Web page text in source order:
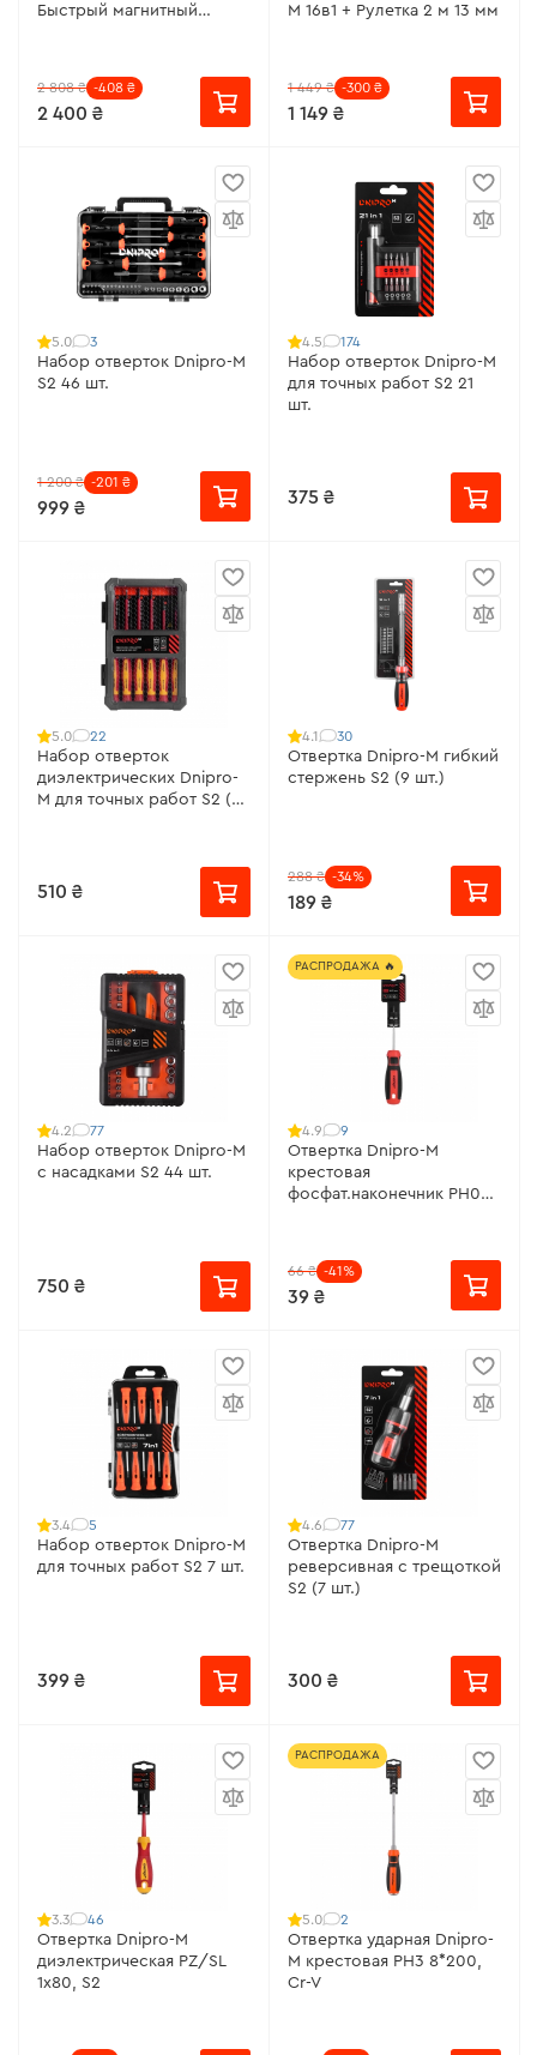
Быстрый магнитный
2 808 ₴ -408 ₴
2 400 ₴
M 16в1 + Рулетка 2 м 13 мм
1 449 ₴ -300 ₴
1 149 ₴
5.0 3
Набор отверток Dnipro-M
S2 46 шт.
1 200 ₴ -201 ₴
999 ₴
4.5 174
Набор отверток Dnipro-M
для точных работ S2 21
шт.
375 ₴
5.0 22
Набор отверток
диэлектрических Dnipro-
M для точных работ S2 (6
510 ₴
4.1 30
Отвертка Dnipro-M гибкий
стержень S2 (9 шт.)
288 ₴ -34%
189 ₴
4.2 77
Набор отверток Dnipro-M
с насадками S2 44 шт.
750 ₴
РАСПРОДАЖА 🔥
4.9 9
Отвертка Dnipro-M
крестовая
фосфат.наконечник РН0
66 ₴ -41%
39 ₴
3.4 5
Набор отверток Dnipro-M
для точных работ S2 7 шт.
399 ₴
4.6 77
Отвертка Dnipro-M
реверсивная с трещоткой
S2 (7 шт.)
300 ₴
3.3 46
Отвертка Dnipro-M
диэлектрическая PZ/SL
1х80, S2
РАСПРОДАЖА
5.0 2
Отвертка ударная Dnipro-
M крестовая PH3 8*200,
Cr-V